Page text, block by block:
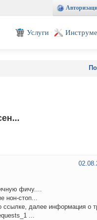
Услуги
фичу....
нон-стоп...
далее информация о
...